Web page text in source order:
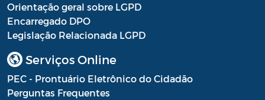
Orientação geral sobre LGPD
Encarregado DPO
Legislação Relacionada LGPD
Serviços Online
PEC - Prontuário Eletrônico do Cidadão
Perguntas Frequentes